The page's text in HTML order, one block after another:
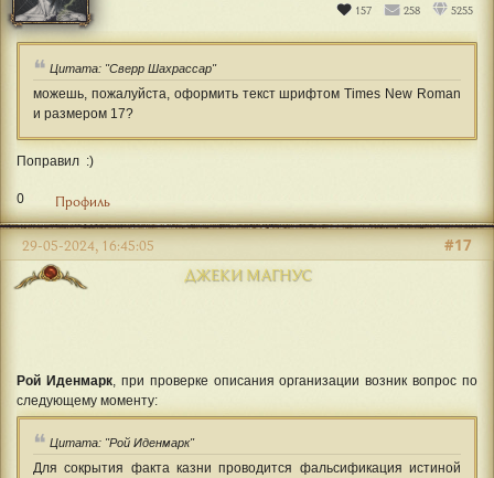
157 258 5255
Цитата: "Сверр Шахрассар"
можешь, пожалуйста, оформить текст шрифтом Times New Roman
и размером 17?
Поправил :)
0 Профиль
ДЖЕКИ МАГНУС
#17
29-05-2024, 16:45:05
Рой Иденмарк, при проверке описания организации возник вопрос по
следующему моменту:
Цитата: "Рой Иденмарк"
Для сокрытия факта казни проводится фальсификация истиной